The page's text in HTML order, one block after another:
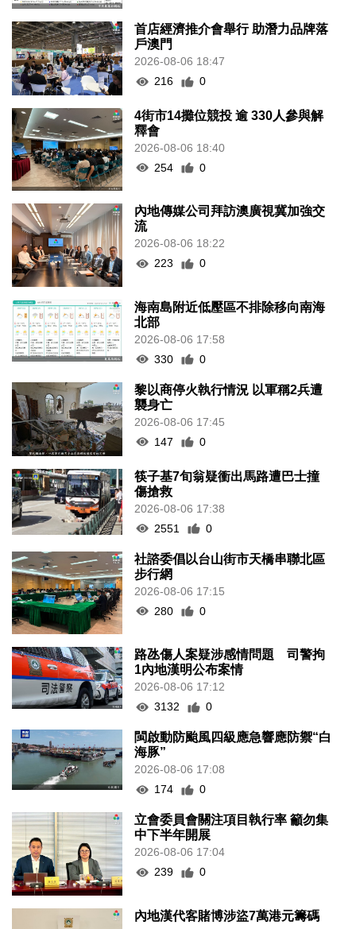
首店經濟推介會舉行 助潛力品牌落
戶澳門
2026-08-06 18:47
216
0
4街市14攤位競投 逾 330人參與解
釋會
2026-08-06 18:40
254
0
內地傳媒公司拜訪澳廣視冀加強交
流
2026-08-06 18:22
223
0
海南島附近低壓區不排除移向南海
北部
2026-08-06 17:58
330
0
黎以商停火執行情況 以軍稱2兵遭
襲身亡
2026-08-06 17:45
147
0
筷子基7旬翁疑衝出馬路遭巴士撞
傷搶救
2026-08-06 17:38
2551
0
社諮委倡以台山街市天橋串聯北區
步行網
2026-08-06 17:15
280
0
路氹傷人案疑涉感情問題 司警拘
1內地漢明公布案情
2026-08-06 17:12
3132
0
閩啟動防颱風四級應急響應防禦“白
海豚”
2026-08-06 17:08
174
0
立會委員會關注項目執行率 籲勿集
中下半年開展
2026-08-06 17:04
239
0
內地漢代客賭博涉盜7萬港元籌碼